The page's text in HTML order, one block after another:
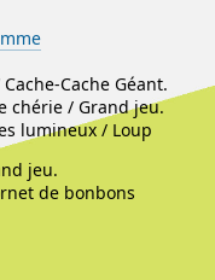
Cache Géant.
chérie / Grand jeu.
lumineux / Loup
jeu.
de bonbons